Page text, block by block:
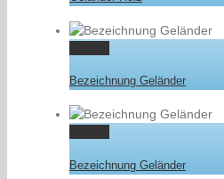
Bezeichnung Geländer
Bezeichnung Geländer